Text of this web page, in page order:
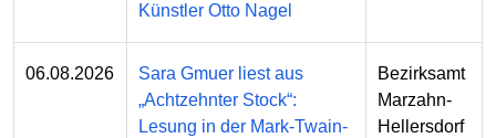
Künstler Otto Nagel
06.08.2026
Sara Gmuer liest aus
„Achtzehnter Stock“:
Lesung in der Mark-Twain-
Bezirksamt
Marzahn-
Hellersdorf